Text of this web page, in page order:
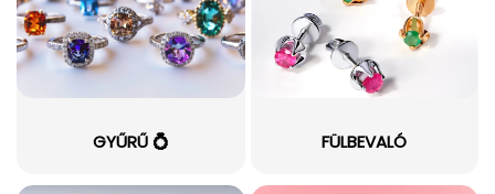
GYŰRŰ 💍 FÜLBEVALÓ